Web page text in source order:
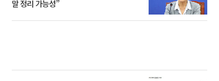
말 정리 가능성”